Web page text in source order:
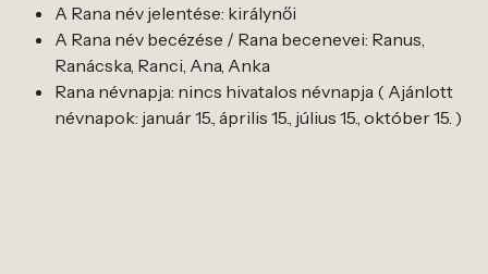
A Rana név jelentése: királynői
A Rana név becézése / Rana becenevei: Ranus,
Ranácska, Ranci, Ana, Anka
Rana névnapja: nincs hivatalos névnapja ( Ajánlott
névnapok: január 15., április 15., július 15., október 15. )